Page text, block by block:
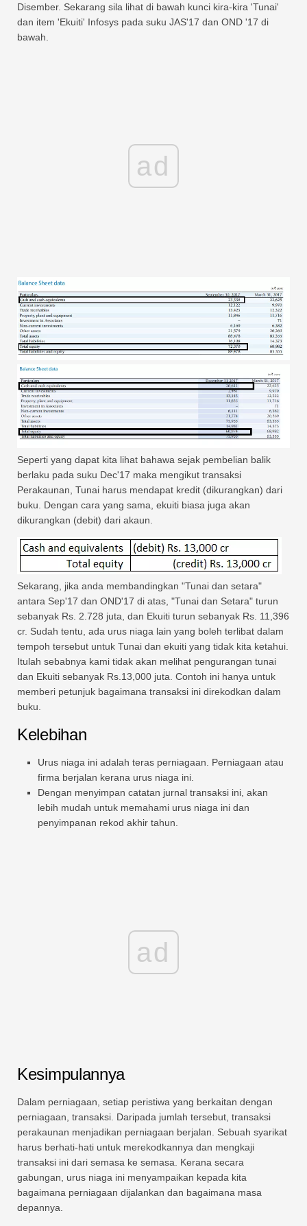
Disember. Sekarang sila lihat di bawah kunci kira-kira 'Tunai'
dan item 'Ekuiti' Infosys pada suku JAS'17 dan OND '17 di
bawah.
ad
Seperti yang dapat kita lihat bahawa sejak pembelian balik
berlaku pada suku Dec'17 maka mengikut transaksi
Perakaunan, Tunai harus mendapat kredit (dikurangkan) dari
buku. Dengan cara yang sama, ekuiti biasa juga akan
dikurangkan (debit) dari akaun.
Sekarang, jika anda membandingkan "Tunai dan setara"
antara Sep'17 dan OND'17 di atas, "Tunai dan Setara" turun
sebanyak Rs. 2.728 juta, dan Ekuiti turun sebanyak Rs. 11,396
cr. Sudah tentu, ada urus niaga lain yang boleh terlibat dalam
tempoh tersebut untuk Tunai dan ekuiti yang tidak kita ketahui.
Itulah sebabnya kami tidak akan melihat pengurangan tunai
dan Ekuiti sebanyak Rs.13,000 juta. Contoh ini hanya untuk
memberi petunjuk bagaimana transaksi ini direkodkan dalam
buku.
Kelebihan
Urus niaga ini adalah teras perniagaan. Perniagaan atau
firma berjalan kerana urus niaga ini.
Dengan menyimpan catatan jurnal transaksi ini, akan
lebih mudah untuk memahami urus niaga ini dan
penyimpanan rekod akhir tahun.
ad
Kesimpulannya
Dalam perniagaan, setiap peristiwa yang berkaitan dengan
perniagaan, transaksi. Daripada jumlah tersebut, transaksi
perakaunan menjadikan perniagaan berjalan. Sebuah syarikat
harus berhati-hati untuk merekodkannya dan mengkaji
transaksi ini dari semasa ke semasa. Kerana secara
gabungan, urus niaga ini menyampaikan kepada kita
bagaimana perniagaan dijalankan dan bagaimana masa
depannya.